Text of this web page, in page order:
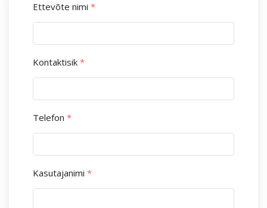
Ettevõte nimi *
Kontaktisik *
Telefon *
Kasutajanimi *